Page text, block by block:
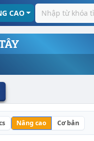
CAO
Nâng cao Cơ bản